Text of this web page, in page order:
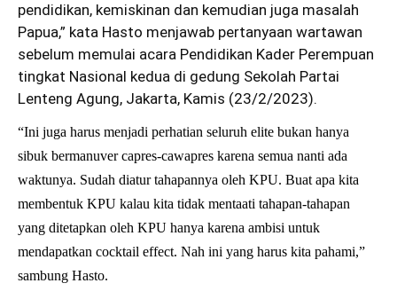
pendidikan, kemiskinan dan kemudian juga masalah
Papua,” kata Hasto menjawab pertanyaan wartawan
sebelum memulai acara Pendidikan Kader Perempuan
tingkat Nasional kedua di gedung Sekolah Partai
Lenteng Agung, Jakarta, Kamis (23/2/2023).
“Ini juga harus menjadi perhatian seluruh elite bukan hanya
sibuk bermanuver capres-cawapres karena semua nanti ada
waktunya. Sudah diatur tahapannya oleh KPU. Buat apa kita
membentuk KPU kalau kita tidak mentaati tahapan-tahapan
yang ditetapkan oleh KPU hanya karena ambisi untuk
mendapatkan cocktail effect. Nah ini yang harus kita pahami,”
sambung Hasto.